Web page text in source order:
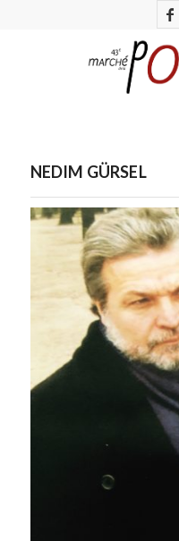
NEDIM GÜRSEL
Nedim